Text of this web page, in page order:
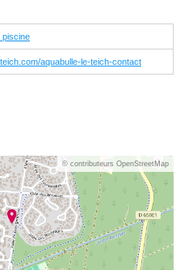
piscine
aquabulle-le-teich-contact
© contributeurs OpenStreetMap